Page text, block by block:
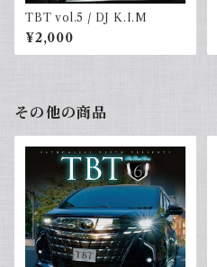
TBT vol.5 / DJ K.I.M
¥2,000
その他の商品